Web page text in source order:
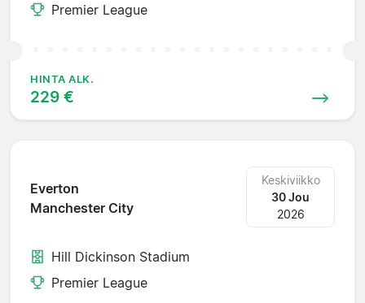
Premier League
HINTA ALK.
229 €
Everton
Manchester City
Keskiviikko
30 Jou
2026
Hill Dickinson Stadium
Premier League